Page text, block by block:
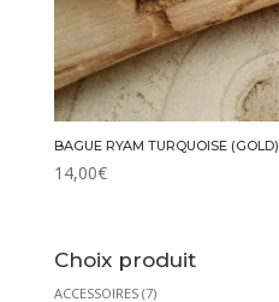
BAGUE RYAM TURQUOISE (GOLD)
14,00€
Choix produit
ACCESSOIRES (7)